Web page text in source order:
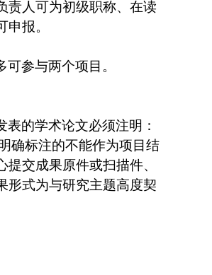
责人可为初级职称、在读
报。
参与两个项目。
的学术论文必须注明：
确标注的不能作为项目结
交成果原件或扫描件、
形式为与研究主题高度契